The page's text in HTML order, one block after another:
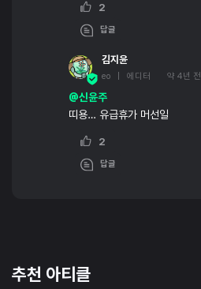
2
답글
김지윤
eo | 에디터 약 4년 전
@신윤주
띠용… 유급휴가 머선일
2
답글
추천 아티클